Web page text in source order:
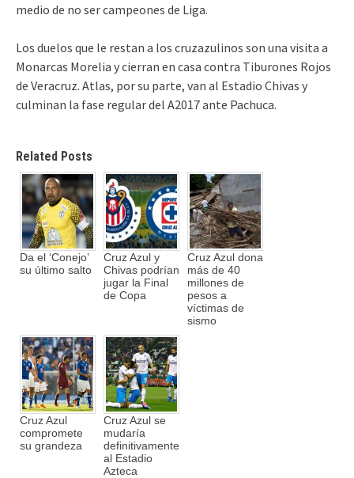
medio de no ser campeones de Liga.
Los duelos que le restan a los cruzazulinos son una visita a
Monarcas Morelia y cierran en casa contra Tiburones Rojos
de Veracruz. Atlas, por su parte, van al Estadio Chivas y
culminan la fase regular del A2017 ante Pachuca.
Related Posts
Da el ‘Conejo’
su último salto
Cruz Azul y
Chivas podrían
jugar la Final
de Copa
Cruz Azul dona
más de 40
millones de
pesos a
víctimas de
sismo
Cruz Azul
compromete
su grandeza
Cruz Azul se
mudaría
definitivamente
al Estadio
Azteca